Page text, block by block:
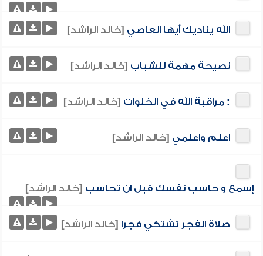
الله يناديك أيها العاصي [خالد الراشد]
نصيحة مهمة للشباب [خالد الراشد]
: مراقبة الله في الخلوات [خالد الراشد]
اعلم واعلمي [خالد الراشد]
إسمع و حاسب نفسك قبل ان تحاسب [خالد الراشد]
صلاة الفجر تشتكي فجرا [خالد الراشد]